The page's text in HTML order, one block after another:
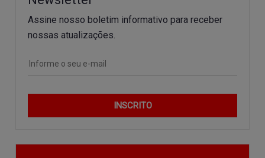
Assine nosso boletim informativo para receber
nossas atualizações.
INSCRITO